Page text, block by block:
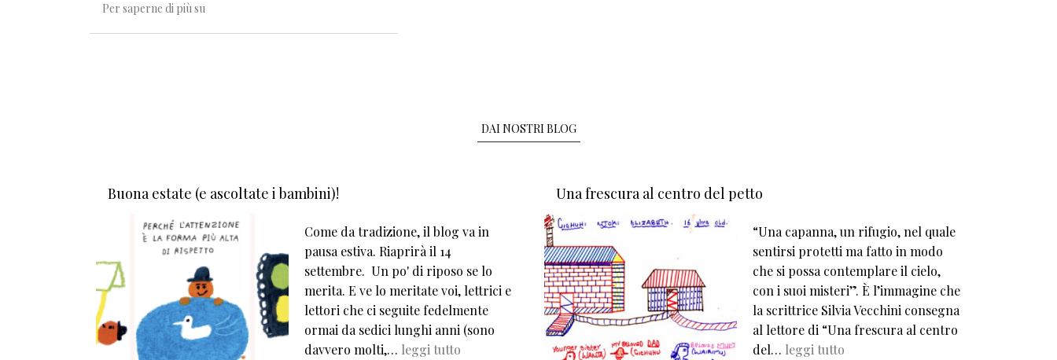
Per saperne di più su
DAI NOSTRI BLOG
Buona estate (e ascoltate i bambini)!
Come da tradizione, il blog va in
pausa estiva. Riaprirà il 14
settembre. Un po' di riposo se lo
merita. E ve lo meritate voi, lettrici e
lettori che ci seguite fedelmente
ormai da sedici lunghi anni (sono
davvero molti,… leggi tutto
Una frescura al centro del petto
“Una capanna, un rifugio, nel quale
sentirsi protetti ma fatto in modo
che si possa contemplare il cielo,
con i suoi misteri”. È l’immagine che
la scrittrice Silvia Vecchini consegna
al lettore di “Una frescura al centro
del… leggi tutto